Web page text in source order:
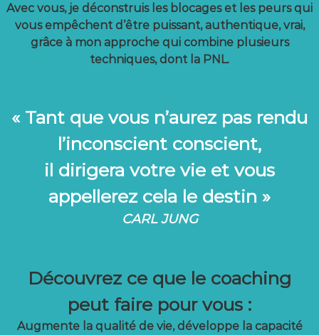
Avec vous, je déconstruis les blocages et les peurs qui
vous empêchent d’être puissant, authentique, vrai,
grâce à mon approche qui combine plusieurs
techniques, dont la PNL.
« Tant que vous n’aurez pas rendu
l’inconscient conscient,
il dirigera votre vie et vous
appellerez cela le destin »
CARL JUNG
Découvrez ce que le coaching
peut faire pour vous :
Augmente la qualité de vie, développe la capacité